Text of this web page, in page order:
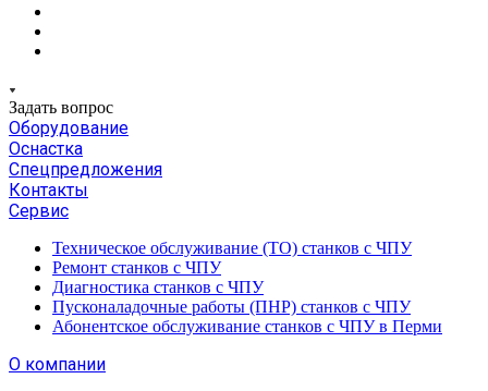
Задать вопрос
Оборудование
Оснастка
Спецпредложения
Контакты
Сервис
Техническое обслуживание (ТО) станков с ЧПУ
Ремонт станков с ЧПУ
Диагностика станков с ЧПУ
Пусконаладочные работы (ПНР) станков с ЧПУ
Абонентское обслуживание станков с ЧПУ в Перми
О компании